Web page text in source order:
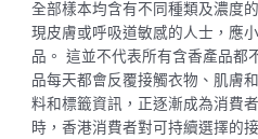
全部樣本均含有不同種類及濃度
現皮膚或呼吸道敏感的人士，應
品。 這並不代表所有含香產品都
品每天都會反覆接觸衣物、肌膚
料和標籤資訊，正逐漸成為消費
時，香港消費者對可持續選擇的